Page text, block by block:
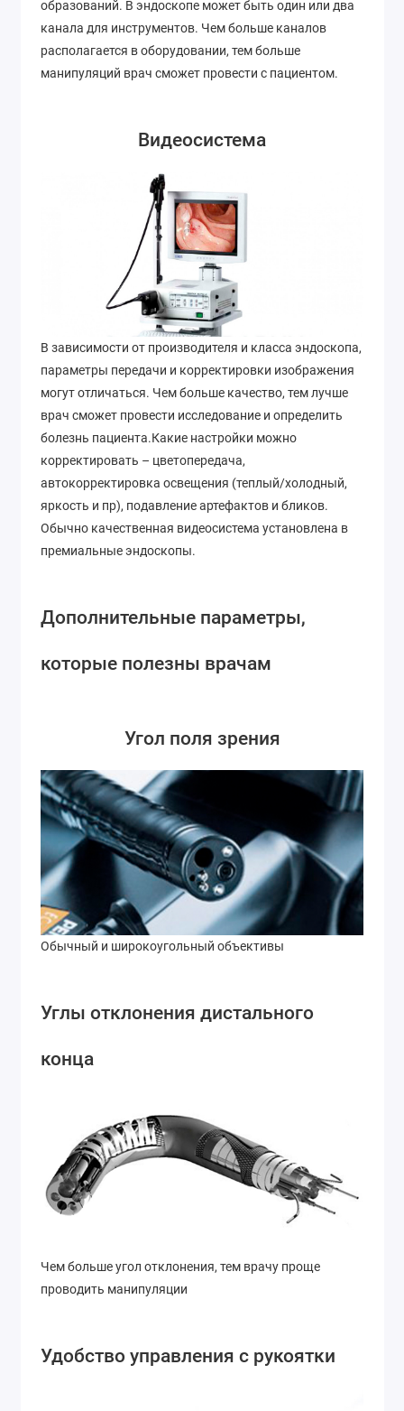
образований. В эндоскопе может быть один или два
канала для инструментов. Чем больше каналов
располагается в оборудовании, тем больше
манипуляций врач сможет провести с пациентом.
Видеосистема
В зависимости от производителя и класса эндоскопа,
параметры передачи и корректировки изображения
могут отличаться. Чем больше качество, тем лучше
врач сможет провести исследование и определить
болезнь пациента.Какие настройки можно
корректировать – цветопередача,
автокорректировка освещения (теплый/холодный,
яркость и пр), подавление артефактов и бликов.
Обычно качественная видеосистема установлена в
премиальные эндоскопы.
Дополнительные параметры,
которые полезны врачам
Угол поля зрения
Обычный и широкоугольный объективы
Углы отклонения дистального
конца
Чем больше угол отклонения, тем врачу проще
проводить манипуляции
Удобство управления с рукоятки